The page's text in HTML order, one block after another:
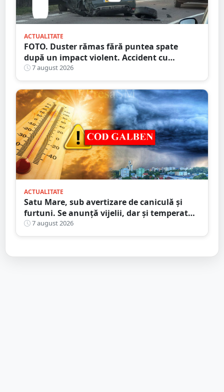
ACTUALITATE
FOTO. Duster rămas fără puntea spate
după un impact violent. Accident cu
implicarea unei mașini din Satu Mare
7 august 2026
ACTUALITATE
Satu Mare, sub avertizare de caniculă și
furtuni. Se anunță vijelii, dar și temperaturi
ridicate. Avertizarea ANM
7 august 2026